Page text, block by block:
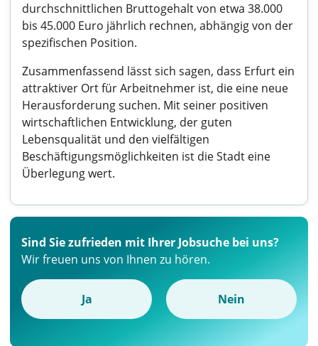
durchschnittlichen Bruttogehalt von etwa 38.000
bis 45.000 Euro jährlich rechnen, abhängig von der
spezifischen Position.
Zusammenfassend lässt sich sagen, dass Erfurt ein
attraktiver Ort für Arbeitnehmer ist, die eine neue
Herausforderung suchen. Mit seiner positiven
wirtschaftlichen Entwicklung, der guten
Lebensqualität und den vielfältigen
Beschäftigungsmöglichkeiten ist die Stadt eine
Überlegung wert.
Sind Sie zufrieden mit Ihrer Jobsuche bei uns?
Wir freuen uns von Ihnen zu hören.
Ja Nein